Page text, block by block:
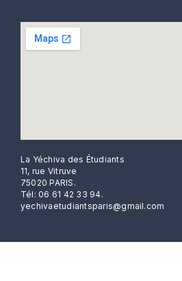
La Yéchiva des Étudiants
11, rue Vitruve
75020 PARIS.
Tél: 06 61 42 33 94.
yechivaetudiantsparis@gmail.com